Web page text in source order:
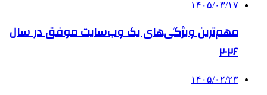
۱۴۰۵/۰۳/۱۷
مهم‌ترین ویژگی‌های یک وب‌سایت موفق در سال
۲۰۲۶
۱۴۰۵/۰۲/۲۳